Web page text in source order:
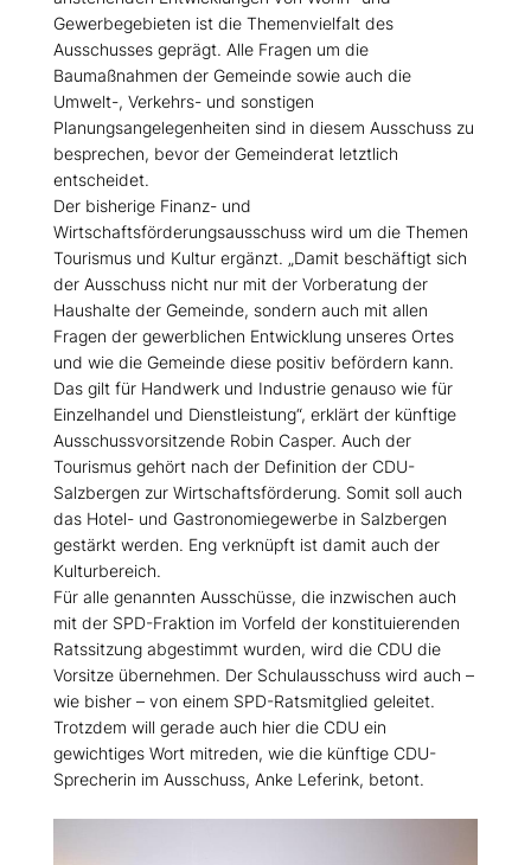
Gewerbegebieten ist die Themenvielfalt des
Ausschusses geprägt. Alle Fragen um die
Baumaßnahmen der Gemeinde sowie auch die
Umwelt-, Verkehrs- und sonstigen
Planungsangelegenheiten sind in diesem Ausschuss zu
besprechen, bevor der Gemeinderat letztlich
entscheidet.
Der bisherige Finanz- und
Wirtschaftsförderungsausschuss wird um die Themen
Tourismus und Kultur ergänzt. „Damit beschäftigt sich
der Ausschuss nicht nur mit der Vorberatung der
Haushalte der Gemeinde, sondern auch mit allen
Fragen der gewerblichen Entwicklung unseres Ortes
und wie die Gemeinde diese positiv befördern kann.
Das gilt für Handwerk und Industrie genauso wie für
Einzelhandel und Dienstleistung“, erklärt der künftige
Ausschussvorsitzende Robin Casper. Auch der
Tourismus gehört nach der Definition der CDU-
Salzbergen zur Wirtschaftsförderung. Somit soll auch
das Hotel- und Gastronomiegewerbe in Salzbergen
gestärkt werden. Eng verknüpft ist damit auch der
Kulturbereich.
Für alle genannten Ausschüsse, die inzwischen auch
mit der SPD-Fraktion im Vorfeld der konstituierenden
Ratssitzung abgestimmt wurden, wird die CDU die
Vorsitze übernehmen. Der Schulausschuss wird auch –
wie bisher – von einem SPD-Ratsmitglied geleitet.
Trotzdem will gerade auch hier die CDU ein
gewichtiges Wort mitreden, wie die künftige CDU-
Sprecherin im Ausschuss, Anke Leferink, betont.